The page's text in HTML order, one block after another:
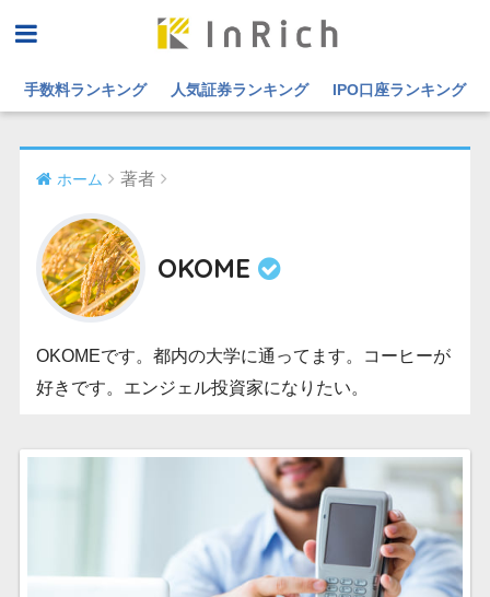
手数料ランキング 人気証券ランキング IPO口座ランキング
ホーム 著者
OKOME
OKOMEです。都内の大学に通ってます。コーヒーが
好きです。エンジェル投資家になりたい。